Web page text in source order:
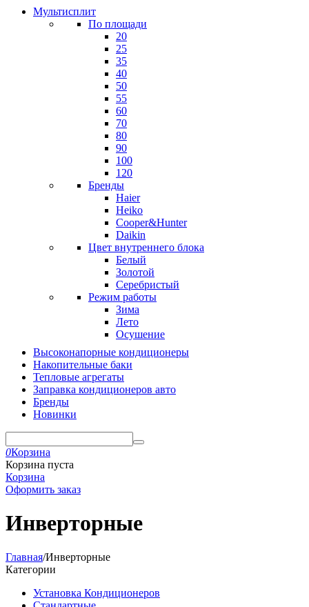
Мультисплит
По площади
20
25
35
40
50
55
60
70
80
90
100
120
Бренды
Haier
Heiko
Cooper&Hunter
Daikin
Цвет внутреннего блока
Белый
Золотой
Серебристый
Режим работы
Зима
Лето
Осушение
Высоконапорные кондиционеры
Накопительные баки
Тепловые агрегаты
Заправка кондиционеров авто
Бренды
Новинки
0Корзина
Корзина пуста
Корзина
Оформить заказ
Инверторные
Главная/Инверторные
Категории
Установка Кондиционеров